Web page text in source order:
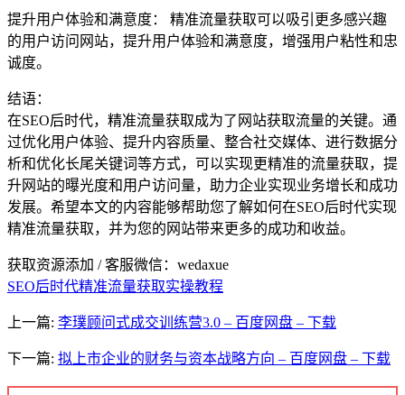
提升用户体验和满意度： 精准流量获取可以吸引更多感兴趣
的用户访问网站，提升用户体验和满意度，增强用户粘性和忠
诚度。
结语：
在SEO后时代，精准流量获取成为了网站获取流量的关键。通
过优化用户体验、提升内容质量、整合社交媒体、进行数据分
析和优化长尾关键词等方式，可以实现更精准的流量获取，提
升网站的曝光度和用户访问量，助力企业实现业务增长和成功
发展。希望本文的内容能够帮助您了解如何在SEO后时代实现
精准流量获取，并为您的网站带来更多的成功和收益。
获取资源添加 / 客服微信：wedaxue
SEO后时代精准流量获取实操教程
上一篇: 李璞顾问式成交训练营3.0 – 百度网盘 – 下载
下一篇: 拟上市企业的财务与资本战略方向 – 百度网盘 – 下载